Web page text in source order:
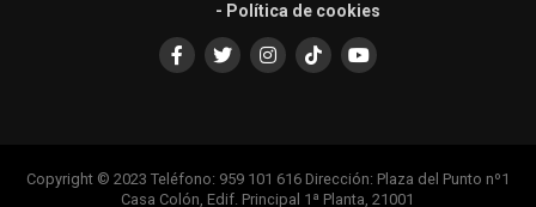
- Política de cookies
Copyright © 2023 Teléfono: 959 101 616 Dirección: Plaza del Punto nº1
Casa Colón, Edif. Principal 1ª Planta, 21001